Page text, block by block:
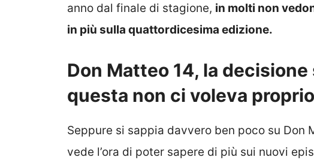
anno dal finale di stagione, in molti non
in più sulla quattordicesima edizione.
Don Matteo 14, la
questa non ci voleva proprio
Seppure si sappia davvero ben poco su Don
vede l’ora di poter sapere di più sui nuovi